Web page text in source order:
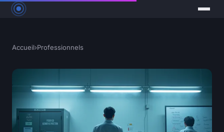
Accueil›Professionnels